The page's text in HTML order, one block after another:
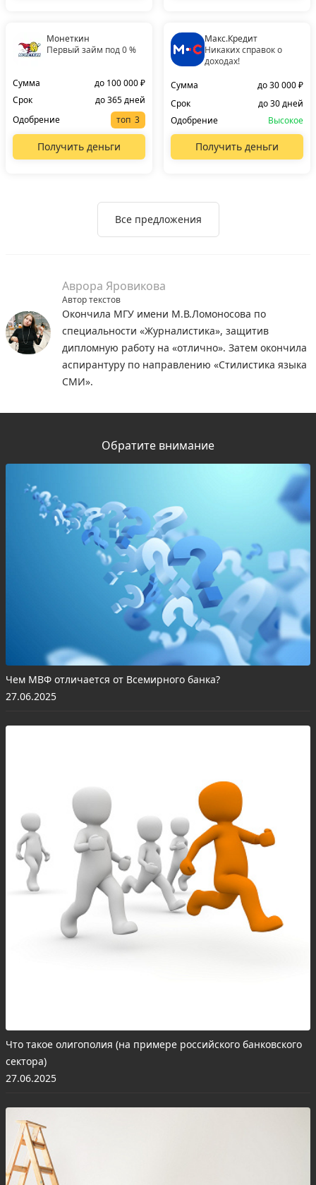
Монеткин
Первый займ под 0 %
Сумма
до 100 000 ₽
Срок
до 365 дней
Одобрение
топ
Получить деньги
Макс.Кредит
Никаких справок о
доходах!
Сумма
до 30 000 ₽
Срок
до 30 дней
Одобрение
Высокое
Получить деньги
Все предложения
Аврора Яровикова
Автор текстов
Окончила МГУ имени М.В.Ломоносова по
специальности «Журналистика», защитив
дипломную работу на «отлично». Затем окончила
аспирантуру по направлению «Стилистика языка
СМИ».
Обратите внимание
Чем МВФ отличается от Всемирного банка?
27.06.2025
Что такое олигополия (на примере российского банковского
сектора)
27.06.2025